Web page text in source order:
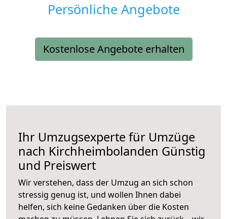
Persönliche Angebote
Kostenlose Angebote erhalten
Ihr Umzugsexperte für Umzüge
nach Kirchheimbolanden Günstig
und Preiswert
Wir verstehen, dass der Umzug an sich schon
stressig genug ist, und wollen Ihnen dabei
helfen, sich keine Gedanken über die Kosten